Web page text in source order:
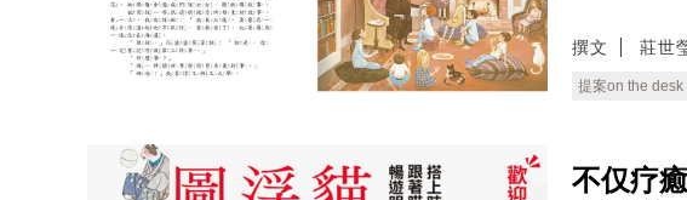
撰文 莊世
提案on the desk
不仅疗